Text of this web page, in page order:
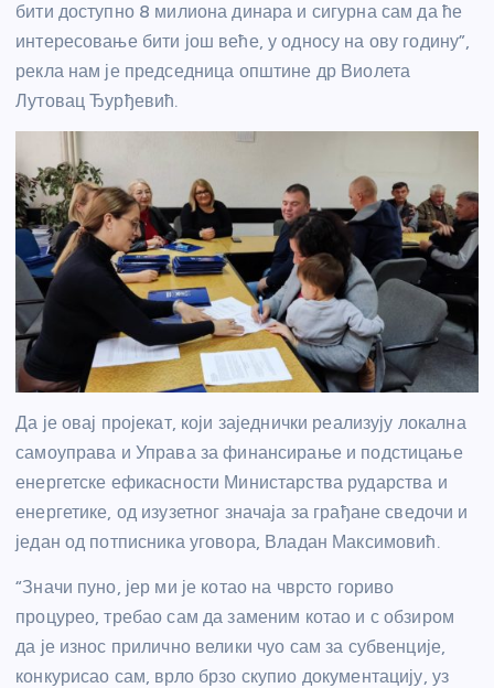
бити доступно 8 милиона динара и сигурна сам да ће
интересовање бити још веће, у односу на ову годину”,
рекла нам је председница општине др Виолета
Лутовац Ђурђевић.
Да је овај пројекат, који заједнички реализују локална
самоуправа и Управа за финансирање и подстицање
енергетске ефикасности Министарства рударства и
енергетике, од изузетног значаја за грађане сведочи и
један од потписника уговора, Владан Максимовић.
“Значи пуно, јер ми је котао на чврсто гориво
процурео, требао сам да заменим котао и с обзиром
да је износ прилично велики чуо сам за субвенције,
конкурисао сам, врло брзо скупио документацију, уз